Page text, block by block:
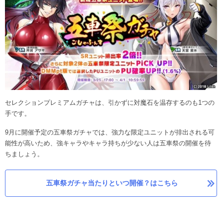
セレクションプレミアムガチャは、引かずに対魔石を温存するのも1つの
手です。
9月に開催予定の五車祭ガチャでは、強力な限定ユニットが排出される可
能性が高いため、強キャラやキャラ持ちが少ない人は五車祭の開催を待
ちましょう。
五車祭ガチャ当たりといつ開催？はこちら